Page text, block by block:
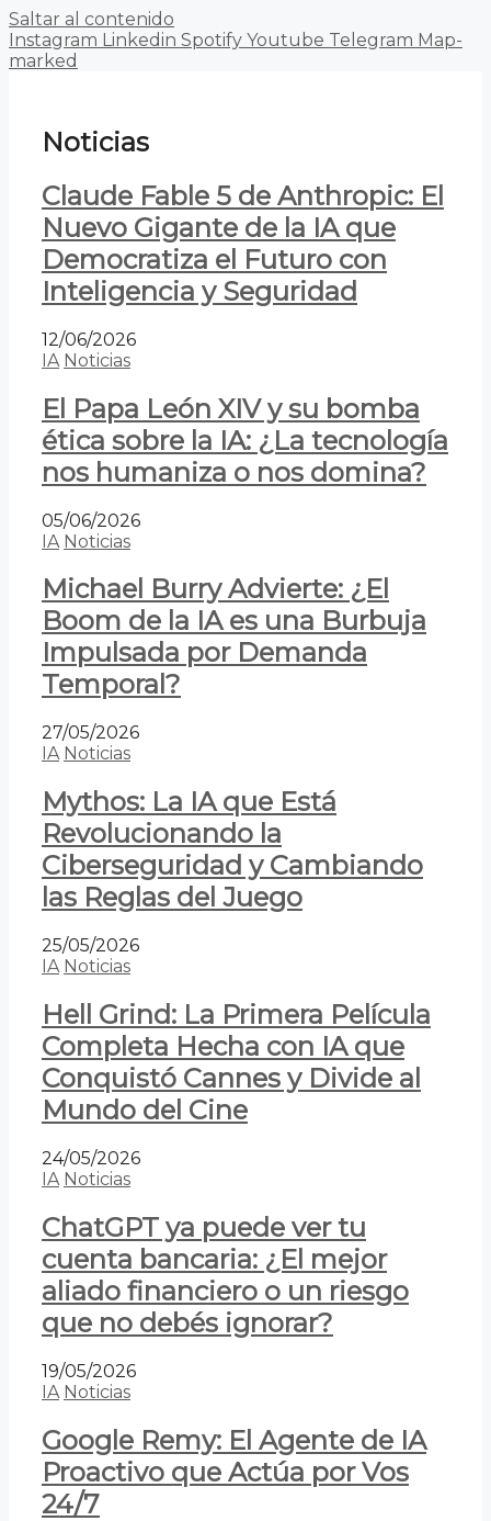
Saltar al contenido
Instagram Linkedin Spotify Youtube Telegram Map-
marked
Noticias
Claude Fable 5 de Anthropic: El
Nuevo Gigante de la IA que
Democratiza el Futuro con
Inteligencia y Seguridad
12/06/2026
IA Noticias
El Papa León XIV y su bomba
ética sobre la IA: ¿La tecnología
nos humaniza o nos domina?
05/06/2026
IA Noticias
Michael Burry Advierte: ¿El
Boom de la IA es una Burbuja
Impulsada por Demanda
Temporal?
27/05/2026
IA Noticias
Mythos: La IA que Está
Revolucionando la
Ciberseguridad y Cambiando
las Reglas del Juego
25/05/2026
IA Noticias
Hell Grind: La Primera Película
Completa Hecha con IA que
Conquistó Cannes y Divide al
Mundo del Cine
24/05/2026
IA Noticias
ChatGPT ya puede ver tu
cuenta bancaria: ¿El mejor
aliado financiero o un riesgo
que no debés ignorar?
19/05/2026
IA Noticias
Google Remy: El Agente de IA
Proactivo que Actúa por Vos
24/7